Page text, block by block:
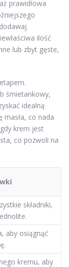
prawidłowa
ilość
lub zbyt gęste,
śmietankowy,
idealną
co nada
krem jest
co pozwoli na
składniki,
aby osiągnąć
kremu, aby